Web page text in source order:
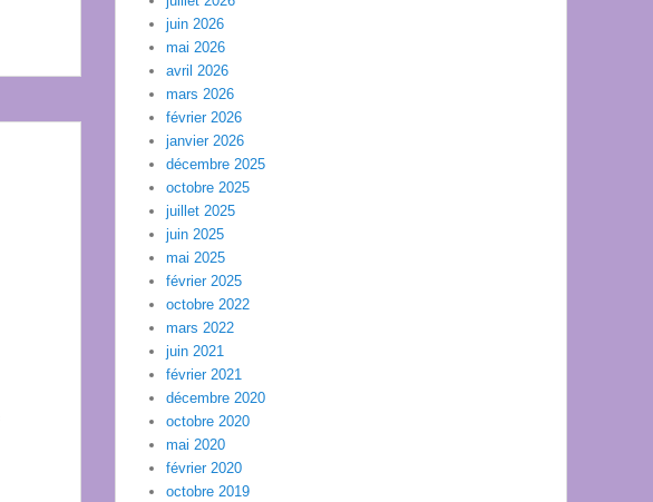
juin 2026
mai 2026
avril 2026
mars 2026
février 2026
janvier 2026
décembre 2025
octobre 2025
juillet 2025
juin 2025
mai 2025
février 2025
octobre 2022
mars 2022
juin 2021
février 2021
décembre 2020
octobre 2020
mai 2020
février 2020
octobre 2019